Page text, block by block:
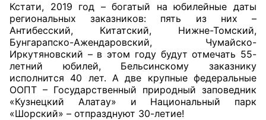
Кстати, 2019 год – богатый на юбилейные даты
региональных заказников: пять из них –
Антибесский, Китатский, Нижне-Томский,
Бунгарапско-Ажендаровский, Чумайско-
Иркутяновский – в этом году будут отмечать 55-
летний юбилей, Бельсинскому заказнику
исполнится 40 лет. А две крупные федеральные
ООПТ – Государственный природный заповедник
«Кузнецкий Алатау» и Национальный парк
«Шорский» – отпразднуют 30-летие!